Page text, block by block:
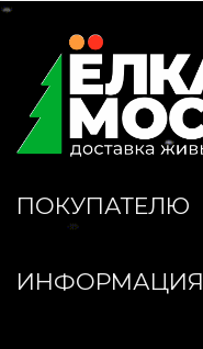
ПОКУПАТЕЛЮ
ИНФОРМАЦИЯ